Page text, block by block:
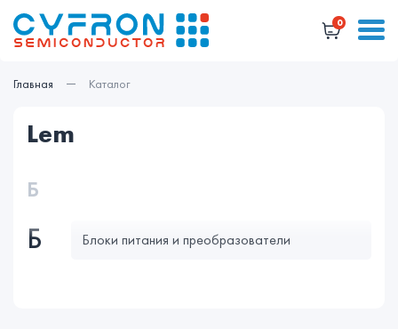
0
Главная Каталог
lem
Б
Б Блоки питания и преобразователи